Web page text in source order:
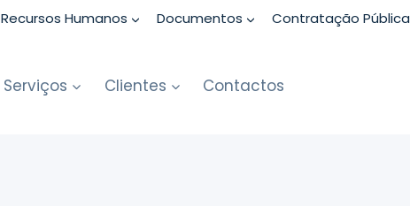
Recursos Humanos Documentos Contratação Pública
Serviços Clientes Contactos